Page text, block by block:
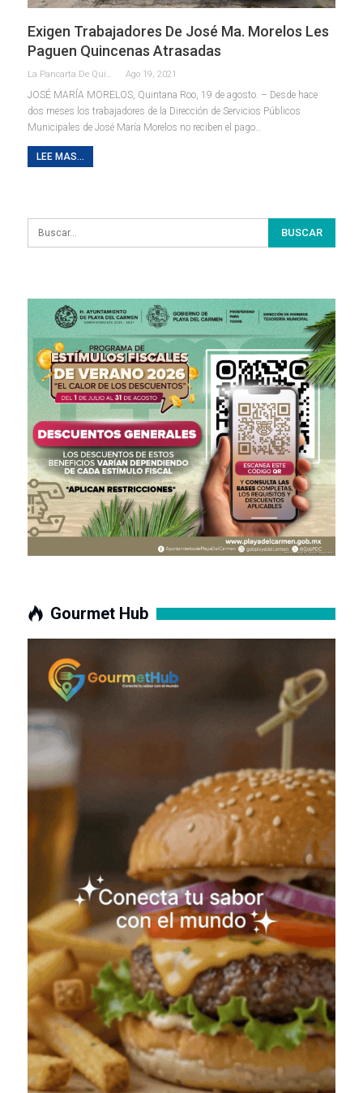
Exigen Trabajadores De José Ma. Morelos Les
Paguen Quincenas Atrasadas
La Pancarta De Quintana Roo Ago 19, 2021
JOSÉ MARÍA MORELOS, Quintana Roo, 19 de agosto. – Desde hace
dos meses los trabajadores de la Dirección de Servicios Públicos
Municipales de José María Morelos no reciben el pago…
LEE MAS...
Gourmet Hub